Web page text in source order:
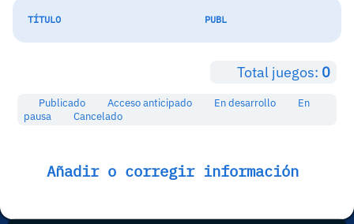
TÍTULO PUBL
Total juegos: 0
Publicado Acceso anticipado En desarrollo
En
pausa
Cancelado
Añadir o corregir información